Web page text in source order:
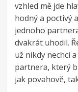
vzhled mě jde
hodný a poctivý
jednoho
dvakrát uhodil.
už nikdy nechci
partnera, který
jak povahově,